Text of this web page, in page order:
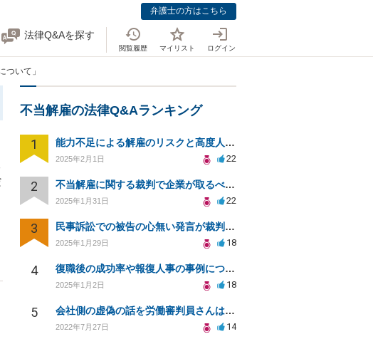
弁護士の方はこちら
法律Q&Aを探す
閲覧履歴 マイリスト ログイン
ついて」
不当解雇の法律Q&Aランキング
1 能力不足による解雇のリスクと高度人材採用の注意点とは？
2025年2月1日 22
2 不当解雇に関する裁判で企業が取るべき対応とは？
2025年1月31日 22
3 民事訴訟での被告の心無い発言が裁判に与える影響は？
2025年1月29日 18
4 復職後の成功率や報復人事の事例について教えてください
2025年1月2日 18
5 会社側の虚偽の話を労働審判員さんは鵜呑みにして騙されてしまいました。
2022年7月27日 14